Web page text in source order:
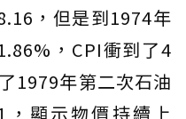
，但是到1974年
，CPI衝到了4
1979年第二次石油
，顯示物價持續上